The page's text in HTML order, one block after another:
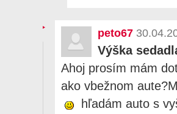
peto67
Výška
Ahoj prosím mám
ako vbežnom
hľadám auto s